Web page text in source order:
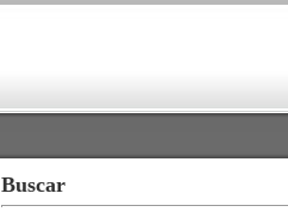
Buscar